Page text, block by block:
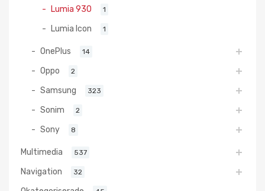
Lumia 930 1
Lumia Icon 1
OnePlus 14
Oppo 2
Samsung 323
Sonim 2
Sony 8
Multimedia 537
Navigation 32